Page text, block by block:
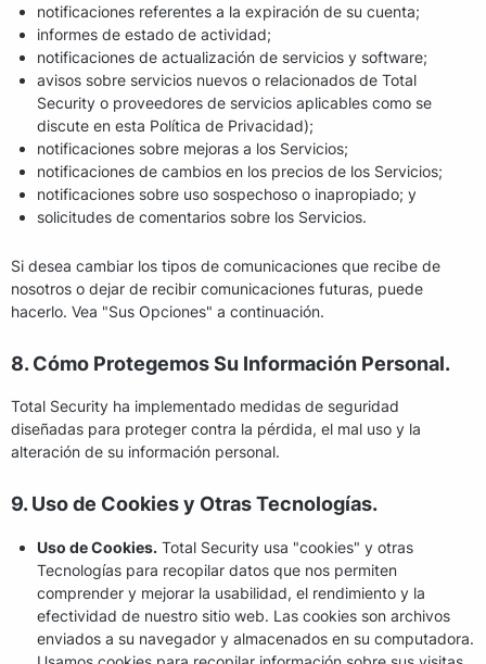
notificaciones referentes a la expiración de su cuenta;
informes de estado de actividad;
notificaciones de actualización de servicios y software;
avisos sobre servicios nuevos o relacionados de Total
Security o proveedores de servicios aplicables como se
discute en esta Política de Privacidad);
notificaciones sobre mejoras a los Servicios;
notificaciones de cambios en los precios de los Servicios;
notificaciones sobre uso sospechoso o inapropiado; y
solicitudes de comentarios sobre los Servicios.
Si desea cambiar los tipos de comunicaciones que recibe de
nosotros o dejar de recibir comunicaciones futuras, puede
hacerlo. Vea "Sus Opciones" a continuación.
8. Cómo Protegemos Su Información Personal.
Total Security ha implementado medidas de seguridad
diseñadas para proteger contra la pérdida, el mal uso y la
alteración de su información personal.
9. Uso de Cookies y Otras Tecnologías.
Uso de Cookies. Total Security usa "cookies" y otras
Tecnologías para recopilar datos que nos permiten
comprender y mejorar la usabilidad, el rendimiento y la
efectividad de nuestro sitio web. Las cookies son archivos
enviados a su navegador y almacenados en su computadora.